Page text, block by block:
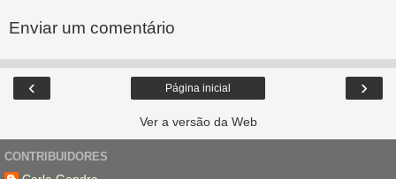
Enviar um comentário
‹ ›
Página inicial
Ver a versão da Web
CONTRIBUIDORES